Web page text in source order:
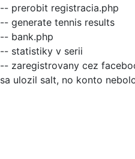
-- prerobit registracia.php
-- generate tennis results
-- bank.php
-- statistiky v serii
-- zaregistrovany cez
sa ulozil salt, no konto